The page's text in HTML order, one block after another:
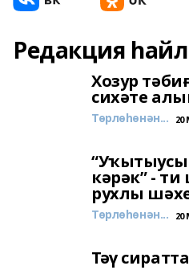
Редакция
Хозур
сихәте
Төрлөһөнән... 20
кәрәк” -
рухлы
Төрлөһөнән... 20
Тәү